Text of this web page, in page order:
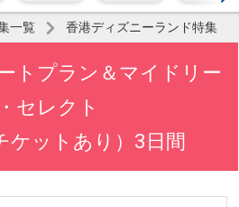
一覧 香港ディズニーランド特集
トプラン＆マイドリー
セレクト
ケットあり）3日間